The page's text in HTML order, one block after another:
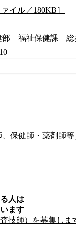
イル／180KB］
部 福祉保健課 総
保健師・薬剤師等
人は
ます
技師）を募集しま